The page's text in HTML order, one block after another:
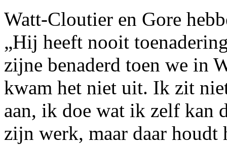
Watt-Cloutier en Gore
„Hij heeft nooit
zijne benaderd toen we in
kwam het niet uit. Ik zit
aan, ik doe wat ik zelf kan
zijn werk, maar daar houdt